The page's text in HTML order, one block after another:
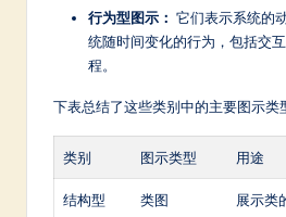
In
行为型图示： 它们表示系统的
统随时间变化的行为，包括交
程。
下表总结了这些类别中的主要图示类
类别 图示类型 用途
结构型 类图 展示类